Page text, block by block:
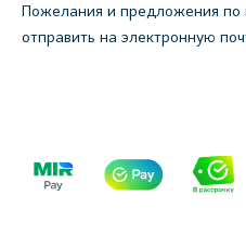
Пожелания и предложения по
отправить на электронную